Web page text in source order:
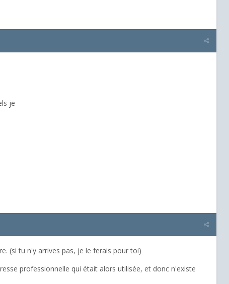
je
(si tu n'y arrives pas, je le ferais pour toi)
professionnelle qui était alors utilisée, et donc n'existe